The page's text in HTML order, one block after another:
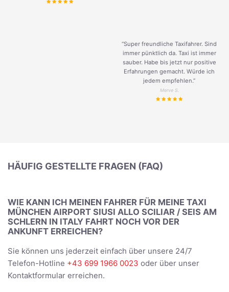
“Super freundliche Taxifahrer. Sind
immer pünktlich da. Taxi ist immer
sauber. Habe bis jetzt nur positive
Erfahrungen gemacht. Würde ich
jedem empfehlen.”
Merve S.
HÄUFIG GESTELLTE FRAGEN (FAQ)
WIE KANN ICH MEINEN FAHRER FÜR MEINE TAXI
MÜNCHEN AIRPORT SIUSI ALLO SCILIAR / SEIS AM
SCHLERN IN ITALY FAHRT NOCH VOR DER
ANKUNFT ERREICHEN?
Sie können uns jederzeit einfach über unsere 24/7
Telefon-Hotline +43 699 1966 0023 oder über unser
Kontaktformular erreichen.